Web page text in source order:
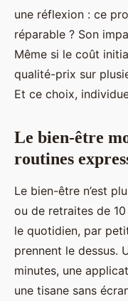
une réflexion : ce
réparable ? Son
Même si le coût
qualité-prix sur
Et ce choix,
Le bien-être
routines
Le bien-être n’est
ou de retraites de
le quotidien, par
prennent le dessus.
minutes, une
une tisane sans